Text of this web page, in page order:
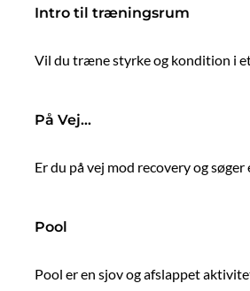
Intro til træningsrum
Vil du træne styrke og kondition i
På Vej…
Er du på vej mod recovery og
Pool
Pool er en sjov og afslappet